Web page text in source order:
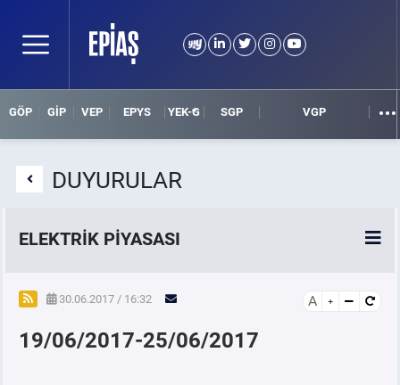
GÖP GİP VEP EPYS YEK-G SGP VGP
DUYURULAR
ELEKTRİK PİYASASI
SPOT ELEKTRİK PİYASALARI
ÖRNEK FİNANS BELGELERİ
30.06.2017 / 16:32 A
19/06/2017-25/06/2017